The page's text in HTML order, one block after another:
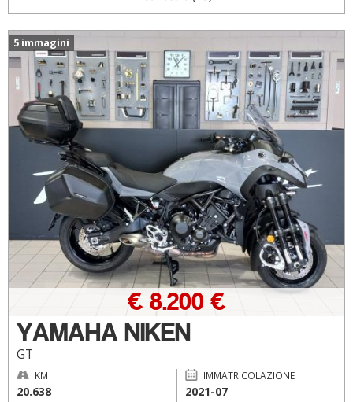
5 immagini
YAMAHA NIKEN
GT
€ 8.200 €
KM
20.638
IMMATRICOLAZIONE
2021-07